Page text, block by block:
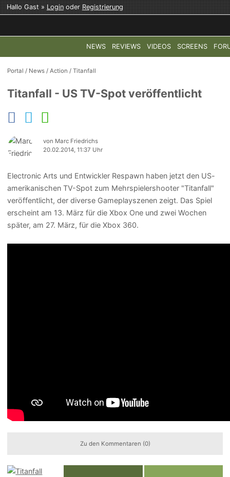
Hallo Gast »LoginoderRegistrierung
NEWS REVIEWS VIDEOS SCREENS
COD: MODERN WARFARE 4 HALO:
Portal / News /Action /Titanfall
Titanfall - US TV-Spot veröffentlicht
von Marc Friedrichs
20.02.2014, 11:37 Uhr
Electronic Arts und Entwickler Respawn haben jetzt den US-
amerikanischen TV-Spot zum Mehrspielershooter "Titanfall"
veröffentlicht, der diverse Gameplayszenen zeigt. Das Spiel
erscheint am 13. März für die Xbox One und zwei Wochen
später, am 27. März, für die Xbox 360.
Zu den Kommentaren (0)